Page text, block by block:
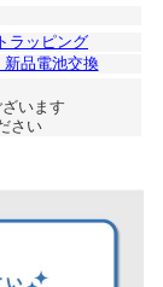
ラッピング
品電池交換
います
さい